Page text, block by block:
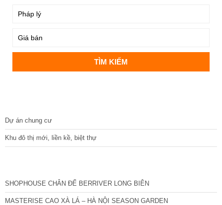
Dự án chung cư
Khu đô thị mới, liền kề, biệt thự
SHOPHOUSE CHÂN ĐẾ BERRIVER LONG BIÊN
MASTERISE CAO XÀ LÁ – HÀ NỘI SEASON GARDEN